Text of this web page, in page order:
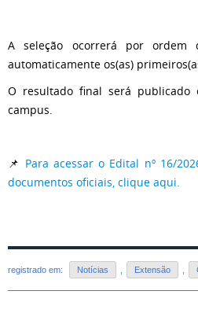
A seleção ocorrerá por ordem
automaticamente os(as)
O resultado final será publicado
campus.
📌 Para acessar o Edital nº 16/
documentos oficiais, clique aqui.
registrado em: Notícias Extensão